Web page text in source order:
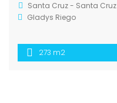
Santa Cruz - Santa Cruz
Gladys Riego
273 m2